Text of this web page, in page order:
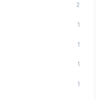
2
1
1
1
1